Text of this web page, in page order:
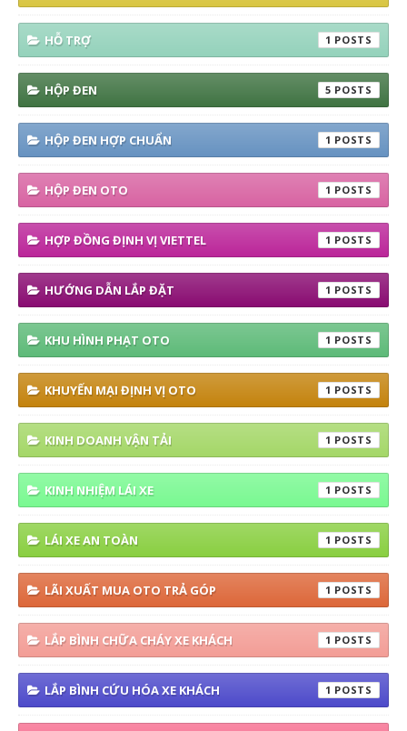
HỖ TRỢ 1
HỘP ĐEN 5
HỘP ĐEN HỢP CHUẨN 1
HỘP ĐEN OTO 1
HỢP ĐỒNG ĐỊNH VỊ VIETTEL 1
HƯỚNG DẪN LẮP ĐẶT 1
KHU HÌNH PHẠT OTO 1
KHUYẾN MẠI ĐỊNH VỊ OTO 1
KINH DOANH VẬN TẢI 1
KINH NHIỆM LÁI XE 1
LÁI XE AN TOÀN 1
LÃI XUẤT MUA OTO TRẢ GÓP 1
LẮP BÌNH CHỮA CHÁY XE KHÁCH 1
LẮP BÌNH CỨU HÓA XE KHÁCH 1